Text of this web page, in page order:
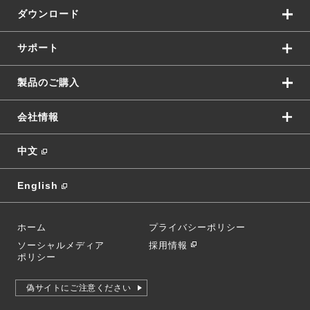
ダウンロード
サポート
製品のご購入
会社情報
中文
English
ホーム
プライバシーポリシー
ソーシャルメディア
ポリシー
採用情報
偽サイトにご注意ください